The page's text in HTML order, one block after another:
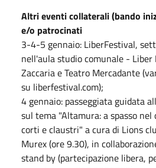
Altri eventi collaterali (bando
e/o patrocinati
3-4-5 gennaio: LiberFestival,
nell'aula studio comunale - Liber
Zaccaria e Teatro Mercadante
su liberfestival.com);
4 gennaio: passeggiata guidata
sul tema "Altamura: a spasso
corti e claustri" a cura di Lions
Murex (ore 9.30), in
stand by (partecipazione libera,